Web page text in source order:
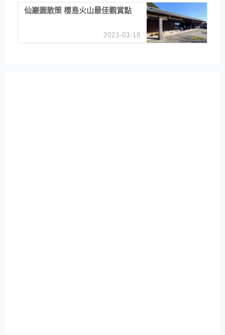
仙巖園散策 櫻島火山最佳觀賞點
2023-03-18